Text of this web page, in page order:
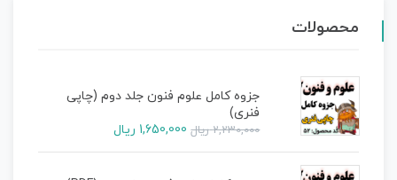
محصولات
جزوه کامل علوم فنون جلد دوم (چاپی
فنری)
2,230,000 ریال 1,650,000 ریال